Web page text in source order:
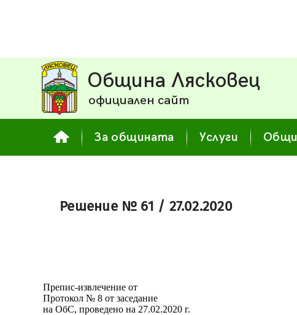
Община Лясковец
официален сайт
За общината Услуги
Решение № 61 / 27.02.2020
Препис-извлечение от
Протокол № 8 от заседание
на ОбС, проведено на 27.02.2020 г.